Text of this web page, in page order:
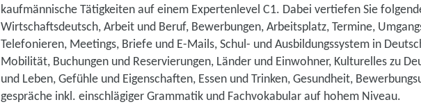
kaufmännische Tätigkeiten auf einem Expertenlevel C1. Dabei vertiefen Sie
Wirtschaftsdeutsch, Arbeit und Beruf, Bewerbungen, Arbeitsplatz, Termine,
Telefonieren, Meetings, Briefe und E-Mails, Schul- und Ausbildungssystem in
Mobilität, Buchungen und Reservierungen, Länder und Einwohner, Kulturelles zu
und Leben, Gefühle und Eigenschaften, Essen und Trinken, Gesundheit,
gespräche inkl. einschlägiger Grammatik und Fachvokabular auf hohem Niveau.